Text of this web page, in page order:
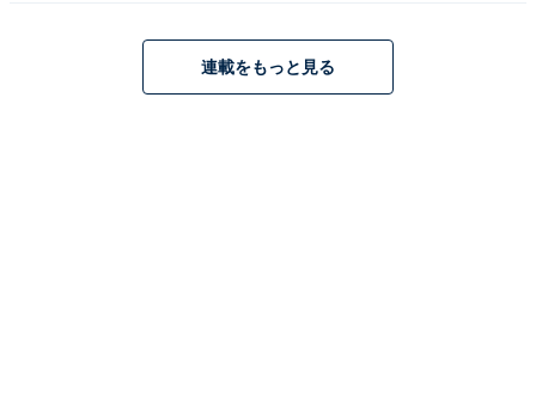
連載をもっと見る